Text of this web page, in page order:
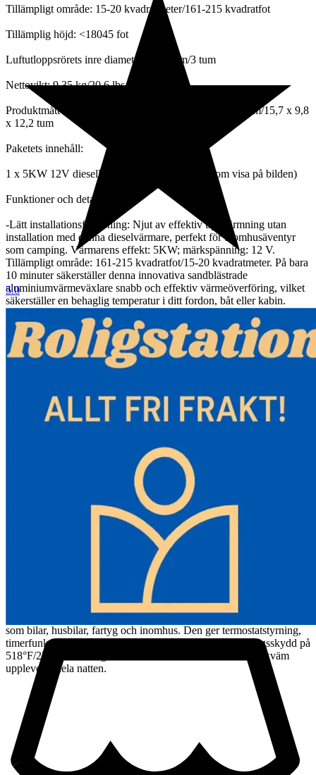
Tillämpligt område: 15-20 kvadratmeter/161-215 kvadratfot
Tillämplig höjd: <18045 fot
Luftutloppsrörets inre diameter: 76,5 mm/3 tum
Nettovikt: 9,35 kg/20,6 lbs
Produktmått (längd x bredd x höjd): 400 x 250 x 310 mm/15,7 x 9,8
x 12,2 tum
Paketets innehåll:
1 x 5KW 12V dieselluftvärmare komplett kit (som visa på bilden)
Funktioner och detaljer:
-Lätt installationsfri lösning: Njut av effektiv uppvärmning utan
installation med denna dieselvärmare, perfekt för utomhusäventyr
som camping. Värmarens effekt: 5KW; märkspänning: 12 V.
Tillämpligt område: 161-215 kvadratfot/15-20 kvadratmeter. På bara
10 minuter säkerställer denna innovativa sandblästrade
aluminiumvärmeväxlare snabb och effektiv värmeöverföring, vilket
säkerställer en behaglig temperatur i ditt fordon, båt eller kabin.
-Telefon=kontroller: Denna senaste uppgraderade dieselvärmare har
förbättrad Bluetooth-kontroll för ännu större bekvämlighet. Den
kommer också med en 32 fot/10 m fjärrkontroll och LCD; välj din
bekväma kontrollmetod.
höjdkompensation, vilket gör den lämplig för höjder upp till 18 045
fot/5 500 meter, Och fungerar smidigt över ett
omgivningstemperaturområde på -104 °F till 104 °F/-40 °C till 40
låga temperaturer, kan denna dieselvärmare enkelt installeras och
fixeras i din bil eller inomhus, vilket ger kontinuerlig värme vart du
-Låg energiförbrukning och hög effekt: Den bärbara
dieselvärmarens precisionslågljudsbränslepump sparar
bränslekostnader genom att förbruka cirka 1 gallon per natt och
minskar bränsleförbrukningen till 0,16-0,52 L/h. Utrustad med en
stor 5 L/1,3 gal tank, kan dieselluftvärmaren ge upp till 10 timmars
kontinuerlig värme, maximera bränsleeffektiviteten och minimera
-Säker och pålitlig: Denna 12V dieselvärmare har ett
högsäkerhetssystem och kan användas bekymmersfritt i olika miljöer
som bilar, husbilar, fartyg och inomhus. Den ger termostatstyrning,
timerfunktion, röstsändning, förvärmning och överhettningsskydd på
518°F/270°C eller högre för att säkerställa en säker och bekväm
upplevelse hela natten.
5.0